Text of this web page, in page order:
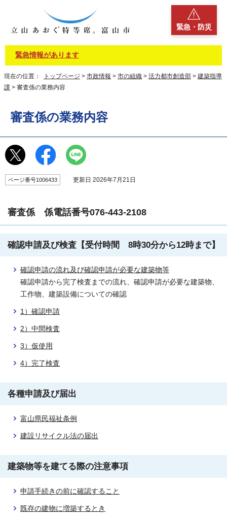
緊急・防災
緊急情報があります
現在の位置： トップページ > 市政情報 > 市の組織 > 活力都市創造部 > 建築指導
課 > 審査係の業務内容
審査係の業務内容
ページ番号1006433 更新日 2026年7月21日
審査係 係電話番号076-443-2108
確認申請及び検査【受付時間 8時30分から12時まで】
確認申請の流れ及び確認申請が必要な建築物等
確認申請から完了検査までの流れ、確認申請が必要な建築物、
工作物、建築設備についての確認
1）確認申請
2）中間検査
3）仮使用
4）完了検査
各種申請及び届出
富山県民福祉条例
建設リサイクル法の届出
建築物等を建てる際の注意事項
申請手続きの前に確認すること
既存の建物に増築するとき